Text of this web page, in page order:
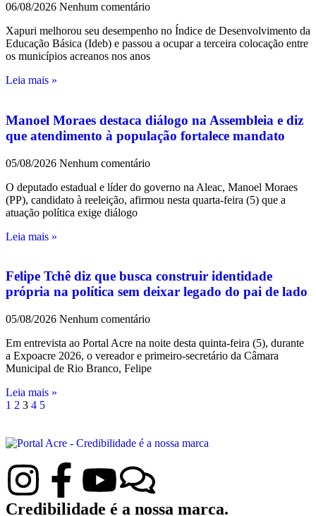
06/08/2026 Nenhum comentário
Xapuri melhorou seu desempenho no Índice de Desenvolvimento da
Educação Básica (Ideb) e passou a ocupar a terceira colocação entre
os municípios acreanos nos anos
Leia mais »
Manoel Moraes destaca diálogo na Assembleia e diz
que atendimento à população fortalece mandato
05/08/2026 Nenhum comentário
O deputado estadual e líder do governo na Aleac, Manoel Moraes
(PP), candidato à reeleição, afirmou nesta quarta-feira (5) que a
atuação política exige diálogo
Leia mais »
Felipe Tchê diz que busca construir identidade
própria na política sem deixar legado do pai de lado
05/08/2026 Nenhum comentário
Em entrevista ao Portal Acre na noite desta quinta-feira (5), durante
a Expoacre 2026, o vereador e primeiro-secretário da Câmara
Municipal de Rio Branco, Felipe
Leia mais »
1 2 3 4 5
Credibilidade é a nossa marca.